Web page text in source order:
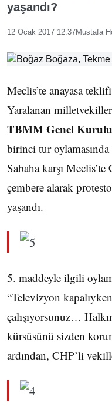
yaşandı?
12 Ocak 2017 12:37Mustafa
Meclis’te anayasa
Yaralanan
TBMM Genel Kurulu
birinci tur
Sabaha karşı
çembere alarak
yaşandı.
5. maddeyle ilgili
“Televizyon
çalışıyorsunuz…
kürsüsünü sizden
ardından, CHP’li